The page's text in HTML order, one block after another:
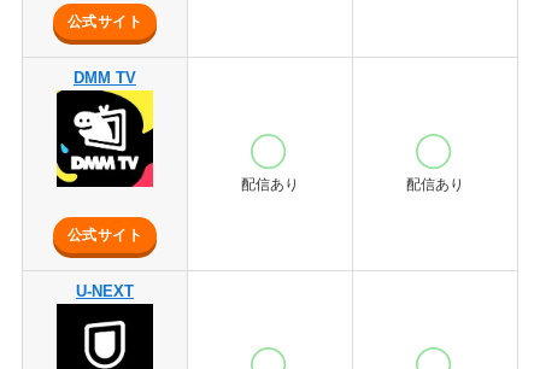
公式サイト
DMM TV
公式サイト
配信あり 配信あり
U-NEXT